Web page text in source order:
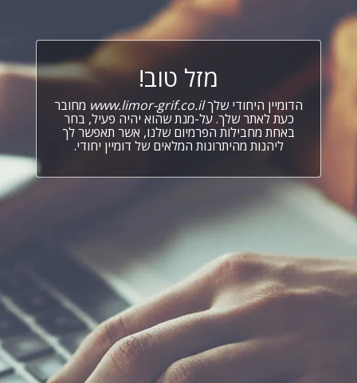
מזל טוב!
הדומיין היחודי שלךwww.limor-grif.co.il מחובר
כעת לאתר שלך. על-מנת שהוא יהיה פעיל, בחר
באחת מחבילות הפרמיום שלנו, אשר תאפשר לך
ליהנות מהיתרונות המלאים של דומיין יחודי.